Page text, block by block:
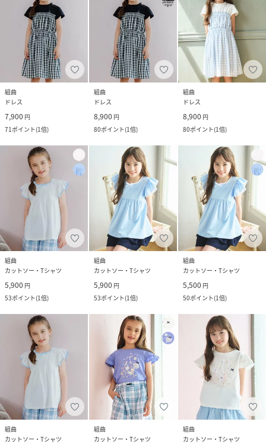
組曲
ドレス
7,900 円
71ポイント(1倍)
組曲
ドレス
8,900 円
80ポイント(1倍)
組曲
ドレス
8,900 円
80ポイント(1倍)
組曲
カットソー・Tシャツ
5,900 円
53ポイント(1倍)
組曲
カットソー・Tシャツ
5,900 円
53ポイント(1倍)
組曲
カットソー・Tシャツ
5,500 円
50ポイント(1倍)
組曲
カットソー・Tシャツ
組曲
カットソー・Tシャツ
組曲
カットソー・Tシャツ